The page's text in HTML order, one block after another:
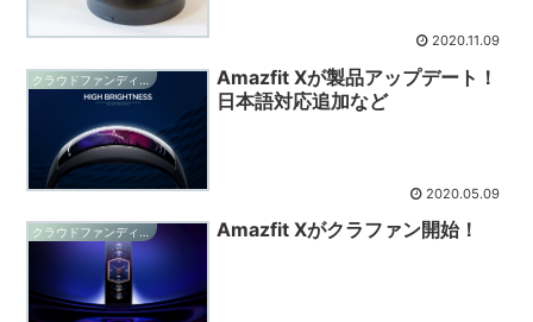
2020.11.09
Amazfit Xが製品アップデート！
日本語対応追加など
2020.05.09
Amazfit Xがクラファン開始！